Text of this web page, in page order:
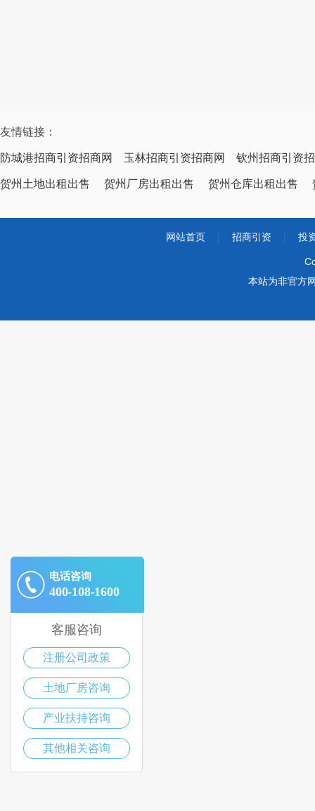
友情链接：
防城港招商引资招商网 玉林招商引资招商网 钦州招商引资
贺州土地出租出售 贺州厂房出租出售 贺州仓库出租出售
网站首页 招商引资 投
本站为非官方
电话咨询
400-108-1600
客服咨询
注册公司政策
土地厂房咨询
产业扶持咨询
其他相关咨询